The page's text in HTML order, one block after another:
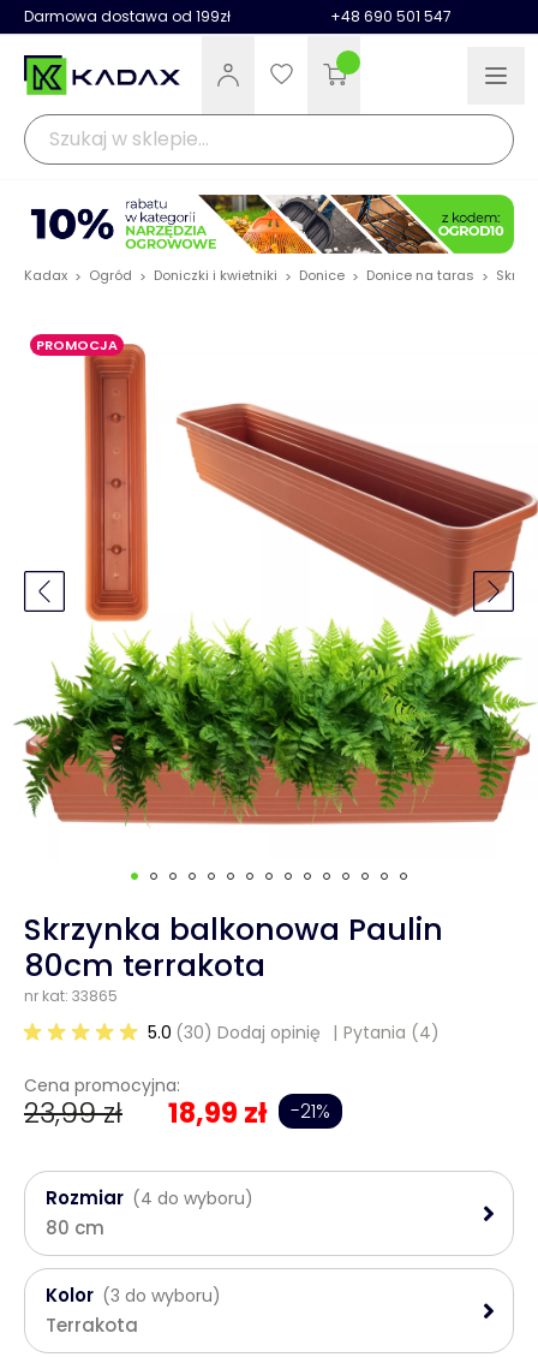
Darmowa dostawa od 199zł +48 690 501 547
Kadax > Ogród > Doniczki i kwietniki > Donice > Donice na taras >
PROMOCJA
Skrzynka balkonowa Paulin
80cm terrakota
nr kat: 33865
5.0 (30) Dodaj opinię Pytania (4)
Cena promocyjna:
23,99 zł 18,99 zł -21%
Rozmiar (4 do wyboru)
80 cm
Kolor (3 do wyboru)
Terrakota